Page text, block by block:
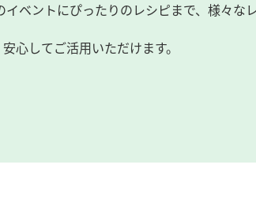
ベントにぴったりのレシピまで、様々な
心してご活用いただけます。